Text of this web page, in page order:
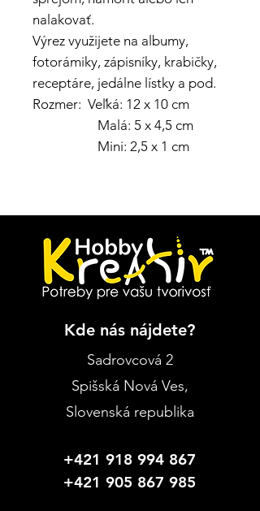
nalakovať.
Výrez využijete na albumy,
fotorámiky, zápisníky, krabičky,
receptáre, jedálne lístky a pod.
Rozmer: Veľká: 12 x 10 cm
Malá: 5 x 4,5 cm
Mini: 2,5 x 1 cm
Kde nás nájdete?
Sadrovcová 2
Spišská Nová Ves,
Slovenská republika
+421 918 994 867
+421 905 867 985